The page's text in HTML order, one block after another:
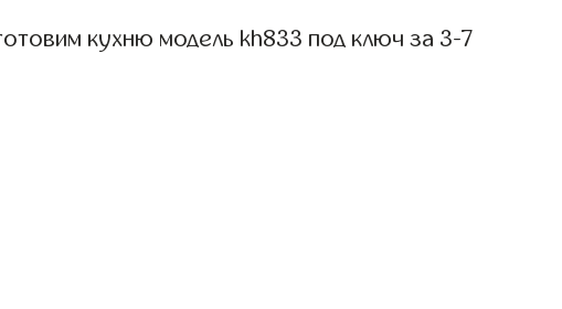
кухню модель kh833 под ключ за 3-7